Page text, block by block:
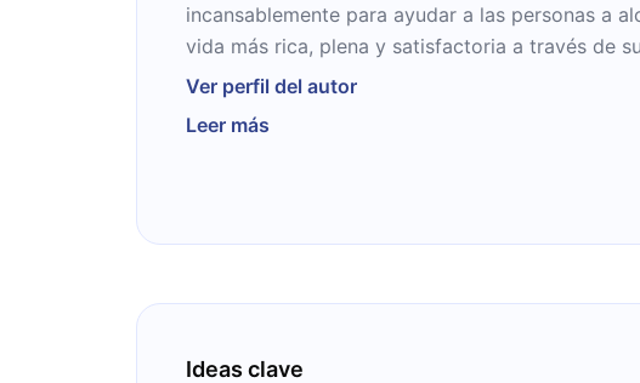
incansablemente para ayudar a las personas a
vida más rica, plena y satisfactoria a través de
conocimientos en áreas como el marketing, el
Ver perfil del autor
Leer más
Ideas clave